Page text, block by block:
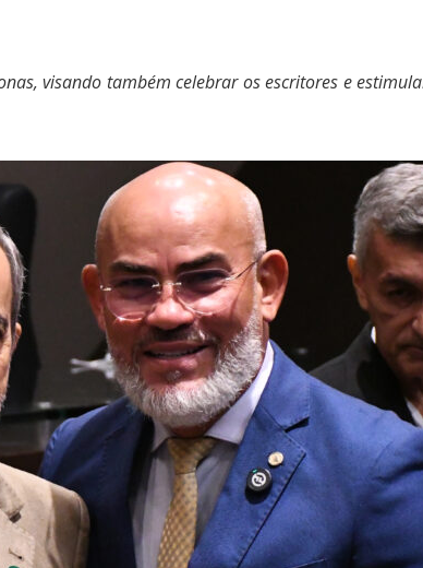
visando também celebrar os escritores e